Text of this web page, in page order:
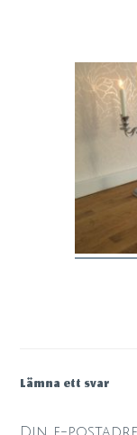
Lämna ett svar